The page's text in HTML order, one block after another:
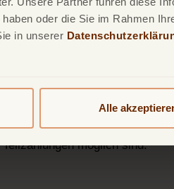
oder die Sie im Rahmen
in unserer
Alle
sämtliche
Antrags- oder
möglich sind.